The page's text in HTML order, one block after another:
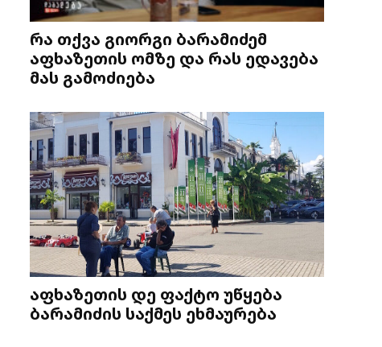
რა თქვა გიორგი ბარამიძემ
აფხაზეთის ომზე და რას ედავება
მას გამოძიება
აფხაზეთის დე ფაქტო უწყება
ბარამიძის საქმეს ეხმაურება